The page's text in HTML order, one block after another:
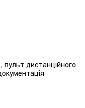
пульт дистанційного